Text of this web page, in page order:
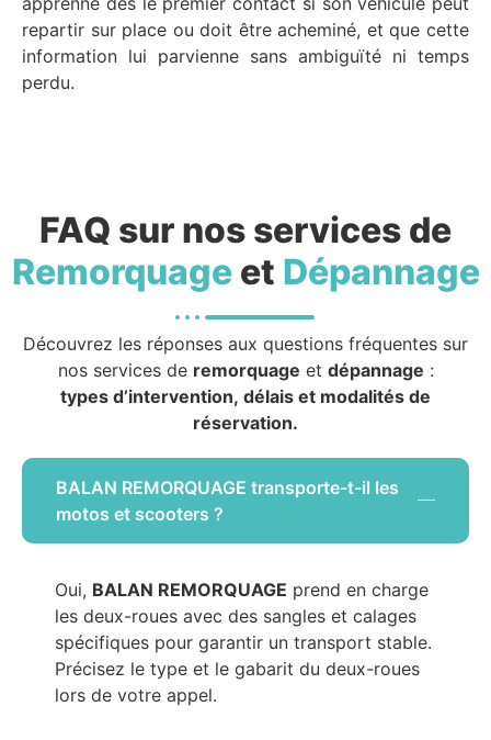
repartir sur place ou doit être acheminé, et que cette
information lui parvienne sans ambiguïté ni temps
perdu.
FAQ sur nos services de
Remorquageet Dépannage
Découvrez les réponses aux questions fréquentes sur
nos services de remorquage et dépannage :
types d’intervention, délais et modalités de
réservation.
BALAN REMORQUAGE transporte-t-il les
motos et scooters ?
Oui, BALAN REMORQUAGE prend en charge
les deux-roues avec des sangles et calages
spécifiques pour garantir un transport stable.
Précisez le type et le gabarit du deux-roues
lors de votre appel.